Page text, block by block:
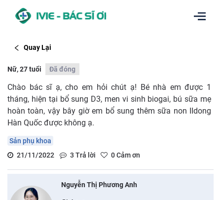
Quay Lại
Nữ, 27 tuổi Đã đóng
Chào bác sĩ ạ, cho em hỏi chút ạ! Bé nhà em được 1
tháng, hiện tại bổ sung D3, men vi sinh biogai, bú sữa mẹ
hoàn toàn, vậy bây giờ em bổ sung thêm sữa non IIdong
Hàn Quốc được không ạ.
Sản phụ khoa
21/11/2022
3 Trả lời 0Cảm ơn
Nguyễn Thị Phương Anh